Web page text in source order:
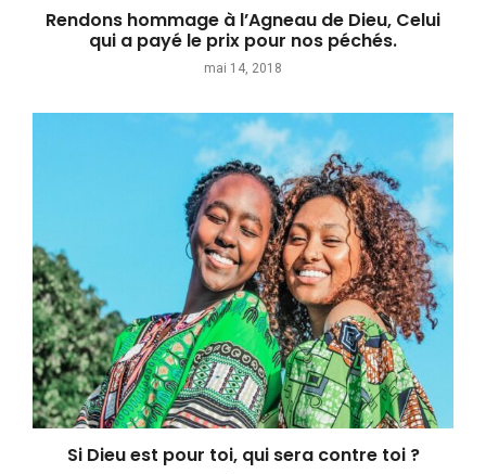
Rendons hommage à l’Agneau de Dieu, Celui
qui a payé le prix pour nos péchés.
mai 14, 2018
Si Dieu est pour toi, qui sera contre toi ?